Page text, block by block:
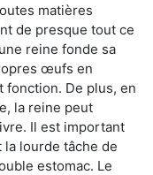
matières
de presque tout ce
reine fonde sa
œufs en
De plus, en
la reine peut
Il est important
lourde tâche de
estomac. Le